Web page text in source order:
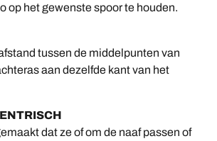
op het gewenste spoor te houden.
tussen de middelpunten van
aan dezelfde kant van het
dat ze of om de naaf passen of